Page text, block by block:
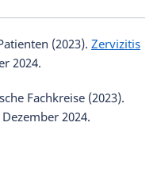
(2023). Zervizitis
2024.
Fachkreise (2023).
2024.